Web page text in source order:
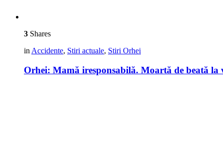
3 Shares
in Accidente, Stiri actuale, Stiri Orhei
Orhei: Mamă iresponsabilă. Moartă de beată